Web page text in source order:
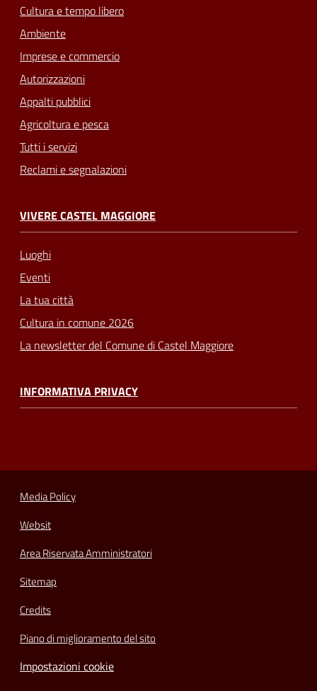
Cultura e tempo libero
Ambiente
Imprese e commercio
Autorizzazioni
Appalti pubblici
Agricoltura e pesca
Tutti i servizi
Reclami e segnalazioni
VIVERE CASTEL MAGGIORE
Luoghi
Eventi
La tua città
Cultura in comune 2026
La newsletter del Comune di Castel Maggiore
INFORMATIVA PRIVACY
Media Policy
Websit
Area Riservata Amministratori
Sitemap
Credits
Piano di miglioramento del sito
Impostazioni cookie